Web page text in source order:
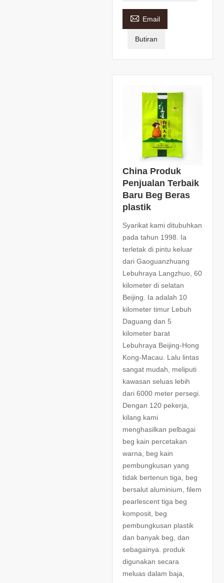
 Email
Butiran
China Produk
Penjualan Terbaik
Baru Beg Beras
plastik
Syarikat kami ditubuhkan
pada tahun 1998. Ia
terletak di pintu keluar
dari Gaoguanzhuang
Lebuhraya Langzhuo, 60
kilometer di selatan
Beijing. Ia adalah 10
kilometer timur Lebuh
Daguang dan 5
kilometer barat
Lebuhraya Beijing-Hong
Kong-Macau. Lalu lintas
sangat mudah, meliputi
kawasan seluas lebih
dari 6000 meter persegi.
Dengan 120 pekerja,
kilang kami
menghasilkan pelbagai
beg kain percetakan
warna, beg kain
pembungkusan yang
tidak bertenun tiga, beg
bersalut aluminium, filem
pearlescent tiga beg
komposit, beg
pembungkusan plastik
dan banyak beg, dan
sebagainya. produk
digunakan secara
meluas dalam baja,